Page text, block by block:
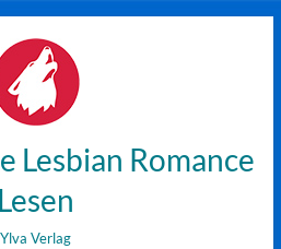
Lesbian Romance
Lesen
Ylva Verlag